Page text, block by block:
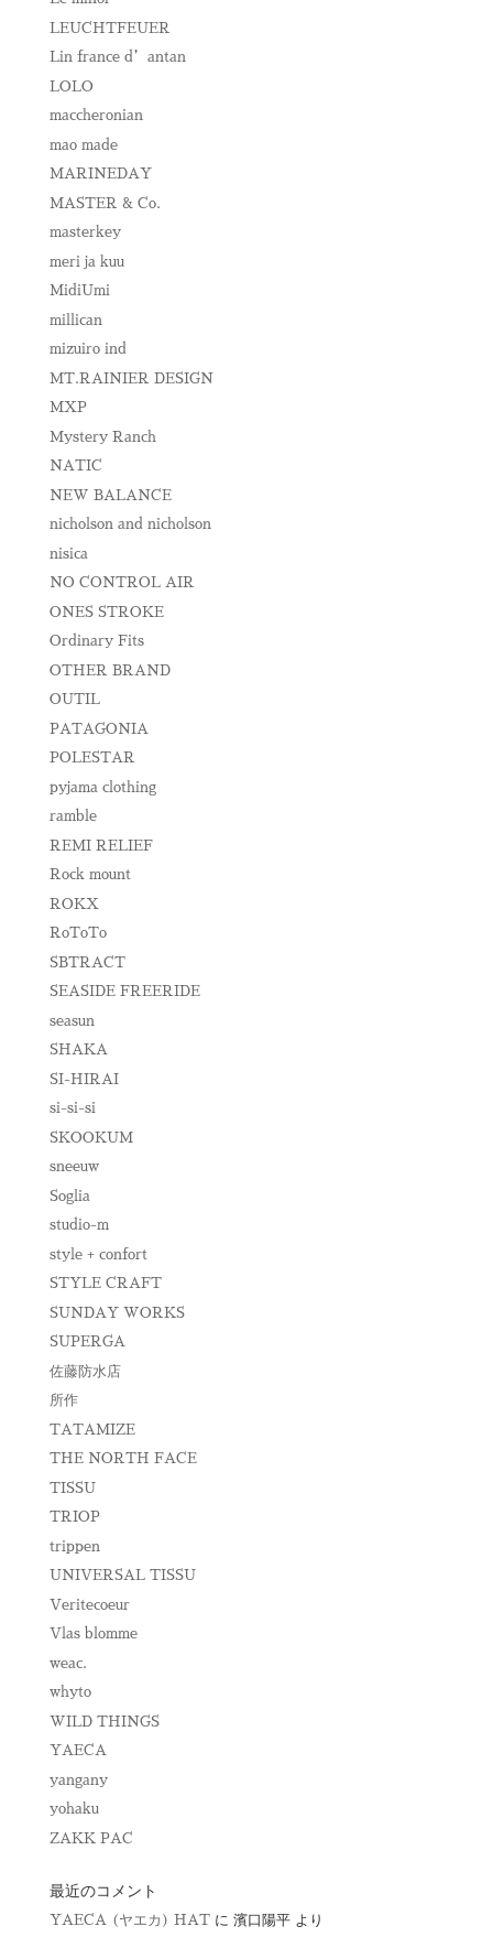
LEUCHTFEUER
Lin france d’antan
LOLO
maccheronian
mao made
MARINEDAY
MASTER & Co.
masterkey
meri ja kuu
MidiUmi
millican
mizuiro ind
MT.RAINIER DESIGN
MXP
Mystery Ranch
NATIC
NEW BALANCE
nicholson and nicholson
nisica
NO CONTROL AIR
ONES STROKE
Ordinary Fits
OTHER BRAND
OUTIL
PATAGONIA
POLESTAR
pyjama clothing
ramble
REMI RELIEF
Rock mount
ROKX
RoToTo
SBTRACT
SEASIDE FREERIDE
seasun
SHAKA
SI-HIRAI
si-si-si
SKOOKUM
sneeuw
Soglia
studio-m
style + confort
STYLE CRAFT
SUNDAY WORKS
SUPERGA
佐藤防水店
所作
TATAMIZE
THE NORTH FACE
TISSU
TRIOP
trippen
UNIVERSAL TISSU
Veritecoeur
Vlas blomme
weac.
whyto
WILD THINGS
YAECA
yangany
yohaku
ZAKK PAC
最近のコメント
YAECA (ヤエカ) HATに 濱口陽平より